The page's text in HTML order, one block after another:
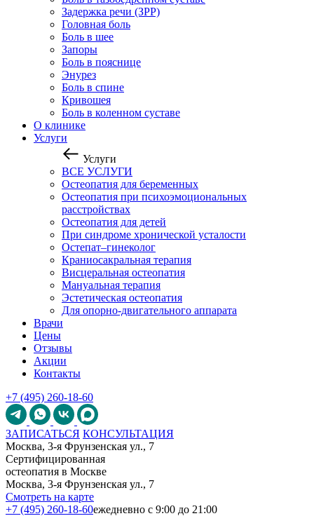
Задержка речи (ЗРР)
Головная боль
Боль в шее
Запоры
Боль в пояснице
Энурез
Боль в спине
Кривошея
Боль в коленном суставе
О клинике
Услуги
Услуги
ВСЕ УСЛУГИ
Остеопатия для беременных
Остеопатия при психоэмоциональных
расстройствах
Остеопатия для детей
При синдроме хронической усталости
Остепат–гинеколог
Краниосакральная терапия
Висцеральная остеопатия
Мануальная терапия
Эстетическая остеопатия
Для опорно-двигательного аппарата
Врачи
Цены
Отзывы
Акции
Контакты
+7 (495) 260-18-60
ЗАПИСАТЬСЯ КОНСУЛЬТАЦИЯ
Москва, 3-я Фрунзенская ул., 7
Сертифицированная
остеопатия в Москве
Москва, 3-я Фрунзенская ул., 7
Смотреть на карте
+7 (495) 260-18-60ежедневно с 9:00 до 21:00